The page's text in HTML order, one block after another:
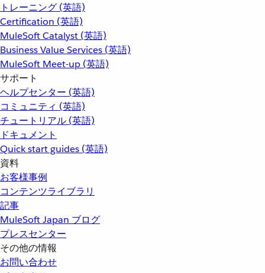
トレーニング (英語)
Certification (英語)
MuleSoft Catalyst (英語)
Business Value Services (英語)
MuleSoft Meet-up (英語)
サポート
ヘルプセンター (英語)
コミュニティ (英語)
チュートリアル (英語)
ドキュメント
Quick start guides (英語)
資料
お客様事例
コンテンツライブラリ
記事
MuleSoft Japan ブログ
プレスセンター
その他の情報
お問い合わせ